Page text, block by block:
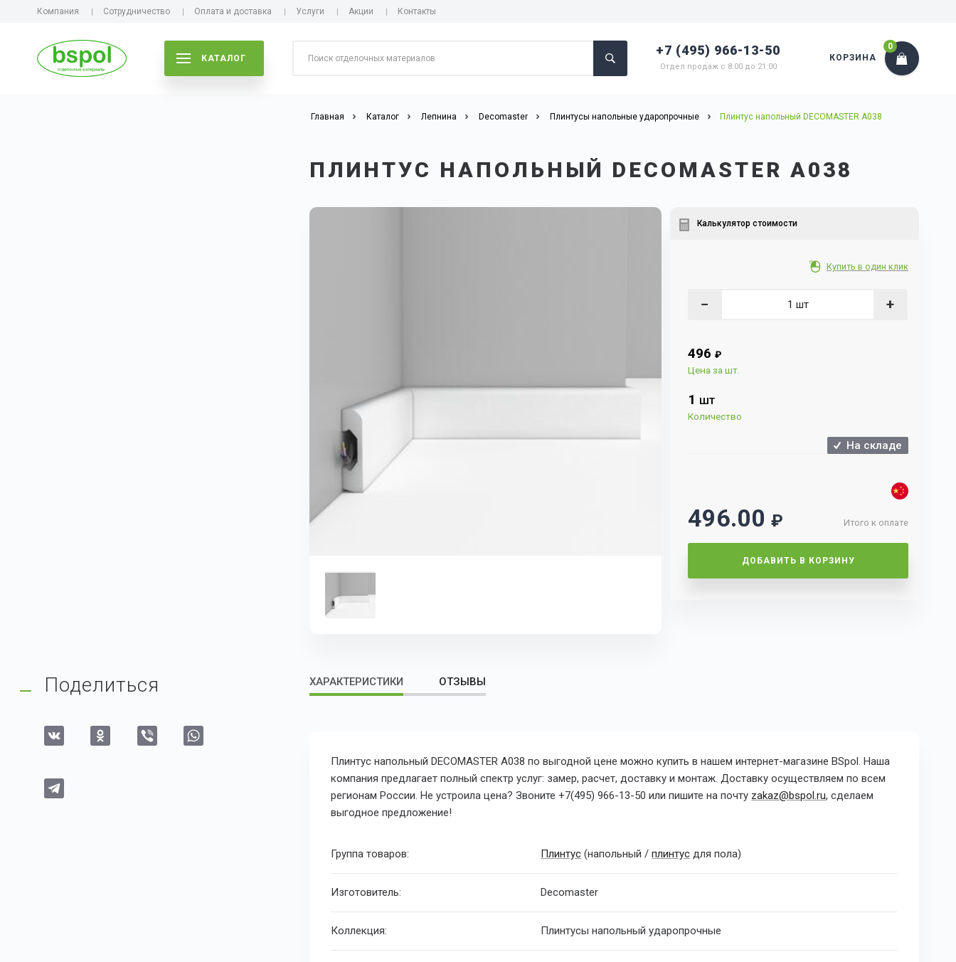
Компания Сотрудничество Оплата и доставка Услуги Акции Контакты
КАТАЛОГ
+7 (495) 966-13-50
Отдел продаж с 8:00 до 21:00
КОРЗИНА
0
Главная Каталог Лепнина Decomaster Плинтусы напольные ударопрочные Плинтус напольный DECOMASTER A038
ПЛИНТУС НАПОЛЬНЫЙ DECOMASTER A038
Калькулятор стоимости
Купить в один клик
− +
496 ₽
Цена за шт.
1 ШТ
Количество
На складе
Итого к оплате
496.00 ₽
ДОБАВИТЬ В КОРЗИНУ
ХАРАКТЕРИСТИКИ ОТЗЫВЫ
Плинтус напольный DECOMASTER A038 по выгодной цене можно купить в нашем интернет-магазине BSpol. Наша
компания предлагает полный спектр услуг: замер, расчет, доставку и монтаж. Доставку осуществляем по всем
регионам России. Не устроила цена? Звоните +7(495) 966-13-50 или пишите на почту zakaz@bspol.ru, сделаем
выгодное предложение!
Группа товаров: Плинтус (напольный /плинтус для пола)
Изготовитель: Decomaster
Коллекция: Плинтусы напольный ударопрочные
Поделиться